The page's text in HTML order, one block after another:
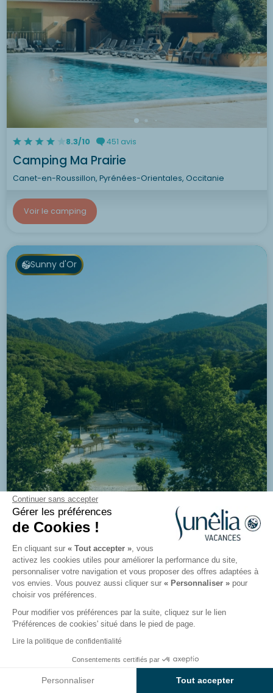
Continuer sans accepter
Gérer les préférences
de Cookies !
En cliquant sur « Tout accepter », vous
activez les cookies utiles pour améliorer la performance du site,
personnaliser votre navigation et vous proposer des offres adaptées à
vos envies. Vous pouvez aussi cliquer sur « Personnaliser » pour
choisir vos préférences.
Pour modifier vos préférences par la suite, cliquez sur le lien
'Préférences de cookies' situé dans le pied de page.
Lire la politique de confidentialité
Consentements certifiés par
Personnaliser Tout accepter
8.3/10 451 avis
Camping Ma Prairie
Canet-en-Roussillon, Pyrénées-Orientales, Occitanie
Voir le camping
Sunny d'Or
Camping La Clémentine
Alès, Cévennes, Occitanie
Voir le camping
Voir les résultats sur la carte